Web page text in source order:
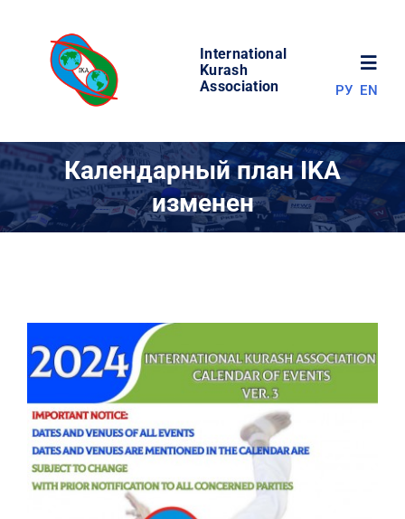
content
International
Kurash
Association
МИР КУРАША
РЕЗУЛЬТАТЫ
КОНТАКТЫ
РУ EN
Календарный план IKA
изменен